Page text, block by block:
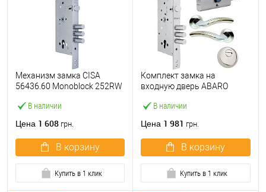
В наличии
Механизм замка CISA
56436.60 Monoblock 252RW
Цена 1 608 грн.
В корзину
Купить в 1 клик
В наличии
Комплект замка на
входную дверь ABARO
цилиндром B100,
никель
Цена 1 981 грн.
В корзину
Купить в 1 клик